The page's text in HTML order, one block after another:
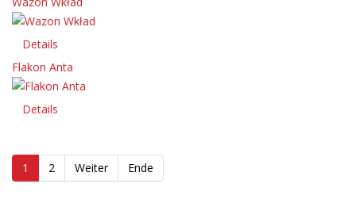
Details
Flakon Anta
Details
1 2 Weiter Ende